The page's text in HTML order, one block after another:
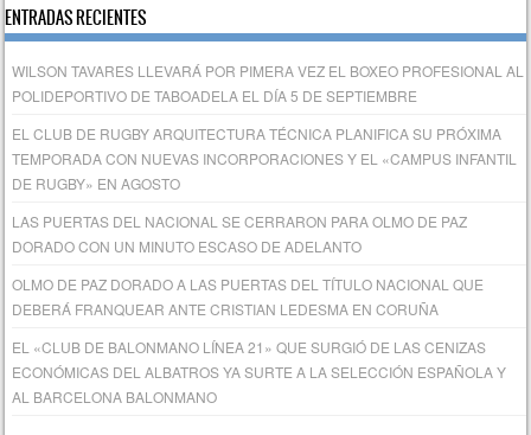
ENTRADAS RECIENTES
WILSON TAVARES LLEVARÁ POR PIMERA VEZ EL BOXEO PROFESIONAL AL
POLIDEPORTIVO DE TABOADELA EL DÍA 5 DE SEPTIEMBRE
EL CLUB DE RUGBY ARQUITECTURA TÉCNICA PLANIFICA SU PRÓXIMA
TEMPORADA CON NUEVAS INCORPORACIONES Y EL «CAMPUS INFANTIL
DE RUGBY» EN AGOSTO
LAS PUERTAS DEL NACIONAL SE CERRARON PARA OLMO DE PAZ
DORADO CON UN MINUTO ESCASO DE ADELANTO
OLMO DE PAZ DORADO A LAS PUERTAS DEL TÍTULO NACIONAL QUE
DEBERÁ FRANQUEAR ANTE CRISTIAN LEDESMA EN CORUÑA
EL «CLUB DE BALONMANO LÍNEA 21» QUE SURGIÓ DE LAS CENIZAS
ECONÓMICAS DEL ALBATROS YA SURTE A LA SELECCIÓN ESPAÑOLA Y
AL BARCELONA BALONMANO